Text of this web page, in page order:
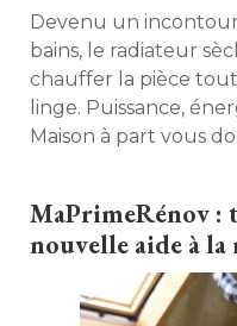
Devenu un
bains, le radiateur
chauffer la pièce
linge. Puissance,
Maison à part vous
MaPrimeRénov :
nouvelle aide à